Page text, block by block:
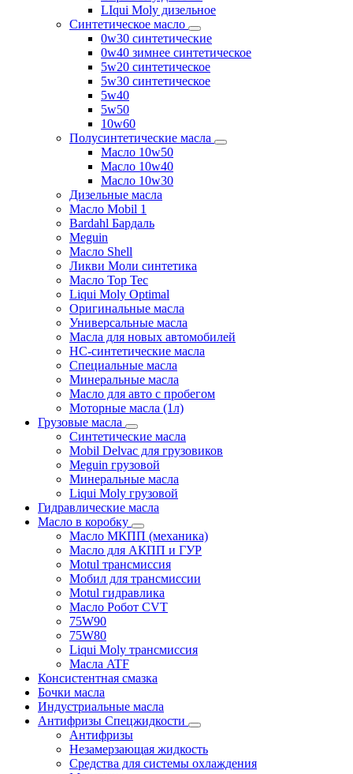
LIqui Moly дизельное
Синтетическое масло
0w30 синтетические
0w40 зимнее синтетическое
5w20 синтетическое
5w30 синтетическое
5w40
5w50
10w60
Полусинтетические масла
Масло 10w50
Масло 10w40
Масло 10w30
Дизельные масла
Масло Mobil 1
Bardahl Бардаль
Meguin
Масло Shell
Ликви Моли синтетика
Масло Top Tec
Liqui Moly Optimal
Оригинальные масла
Универсальные масла
Масла для новых автомобилей
HC-синтетические масла
Специальные масла
Минеральные масла
Масло для авто с пробегом
Моторные масла (1л)
Грузовые масла
Синтетические масла
Mobil Delvac для грузовиков
Meguin грузовой
Минеральные масла
Liqui Moly грузовой
Гидравлические масла
Масло в коробку
Масло МКПП (механика)
Масло для АКПП и ГУР
Motul трансмиссия
Мобил для трансмиссии
Motul гидравлика
Масло Робот CVT
75W90
75W80
Liqui Moly трансмиссия
Масла ATF
Консистентная смазка
Бочки масла
Индустриальные масла
Антифризы Спецжидкости
Антифризы
Незамерзающая жидкость
Средства для системы охлаждения